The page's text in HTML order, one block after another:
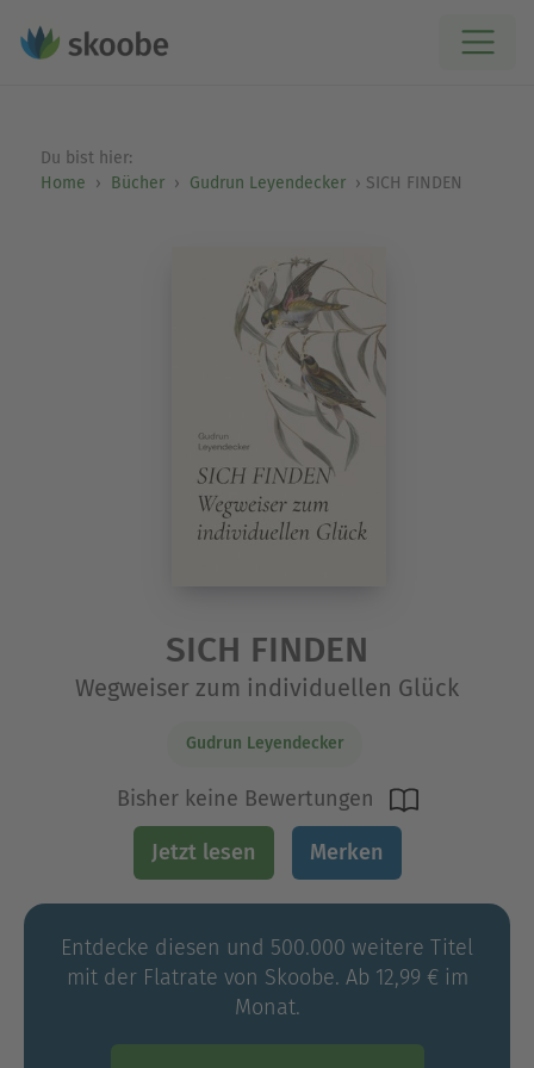
Du bist hier:
Home
Bücher Gudrun Leyendecker SICH FINDEN
SICH FINDEN
Wegweiser zum individuellen Glück
Gudrun Leyendecker
Bisher keine Bewertungen
Jetzt lesen Merken
Entdecke diesen und 500.000 weitere Titel
mit der Flatrate von Skoobe. Ab 12,99 € im
Monat.